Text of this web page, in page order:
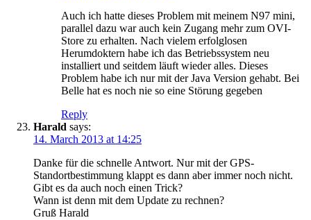
Auch ich hatte dieses Problem mit meinem N97 mini,
parallel dazu war auch kein Zugang mehr zum OVI-
Store zu erhalten. Nach vielem erfolglosen
Herumdoktern habe ich das Betriebssystem neu
installiert und seitdem läuft wieder alles. Dieses
Problem habe ich nur mit der Java Version gehabt. Bei
Belle hat es noch nie so eine Störung gegeben
Reply
Harald says:
14. March 2013 at 14:25
Danke für die schnelle Antwort. Nur mit der GPS-
Standortbestimmung klappt es dann aber immer noch nicht.
Gibt es da auch noch einen Trick?
Wann ist denn mit dem Update zu rechnen?
Gruß Harald